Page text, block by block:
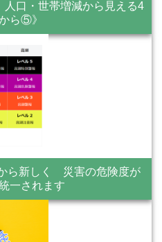
口・世帯増減から見える4
ら⑤》
ら新しく 災害の危険度が
一されます